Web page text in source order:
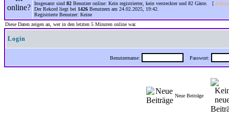
Insgesamt sind 82 Benutzer online: Kein registrierter, kein versteckter und 82 Gäste. [
Der Rekord liegt bei 1426 Benutzern am 24.02.2025, 19:42.
Registrierte Benutzer: Keine
Diese Daten zeigen an, wer in den letzten 5 Minuten online war.
Login
Benutzername: Passwort:
Neue Beiträge